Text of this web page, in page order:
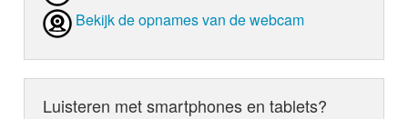
Bekijk de opnames van de webcam
Luisteren met smartphones en tablets?